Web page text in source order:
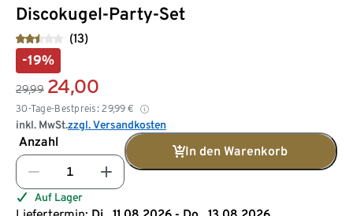
Discokugel-Party-Set
(13)
-19%
29,99 24,00
30-Tage-Bestpreis: 29,99 €
inkl. MwSt.zzgl. Versandkosten
Anzahl
In den Warenkorb
Auf Lager